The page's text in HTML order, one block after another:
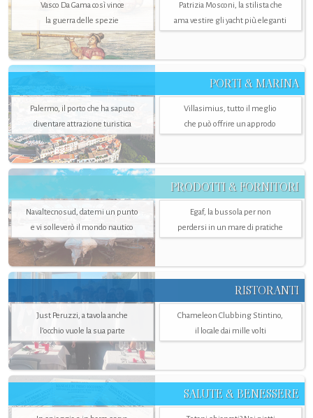
Vasco Da Gama così vince
la guerra delle spezie
Patrizia Mosconi, la stilista che
ama vestire gli yacht più eleganti
PORTI & MARINA
Palermo, il porto che ha saputo
diventare attrazione turistica
Villasimius, tutto il meglio
che può offrire un approdo
PRODOTTI & FORNITORI
Navaltecnosud, datemi un punto
e vi solleverò il mondo nautico
Egaf, la bussola per non
perdersi in un mare di pratiche
RISTORANTI
Just Peruzzi, a tavola anche
l’occhio vuole la sua parte
Chameleon Clubbing Stintino,
il locale dai mille volti
SALUTE & BENESSERE